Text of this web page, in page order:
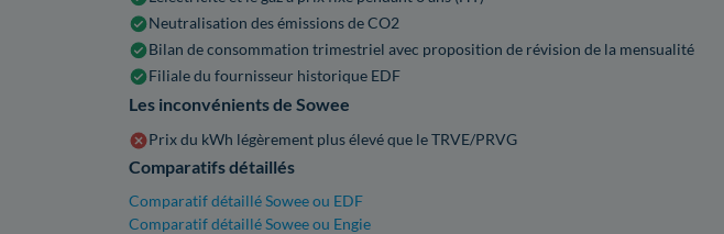
Neutralisation des émissions de CO2
Bilan de consommation trimestriel avec proposition de révision de la mensualité
Filiale du fournisseur historique EDF
Les inconvénients de Sowee
Prix du kWh légèrement plus élevé que le TRVE/PRVG
Comparatifs détaillés
Comparatif détaillé Sowee ou EDF
Comparatif détaillé Sowee ou Engie